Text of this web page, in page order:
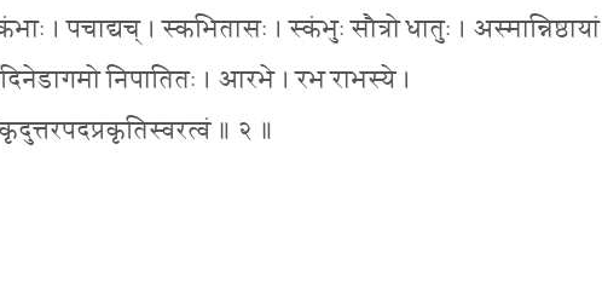
। पचाद्यच् । स्कभितासः । स्कंभुः सौत्रो धातुः ।
निपातितः । आरभे । रभ राभस्ये ।
कृदुत्तरपदप्रकृतिस्वरत्वं ॥ २ ॥